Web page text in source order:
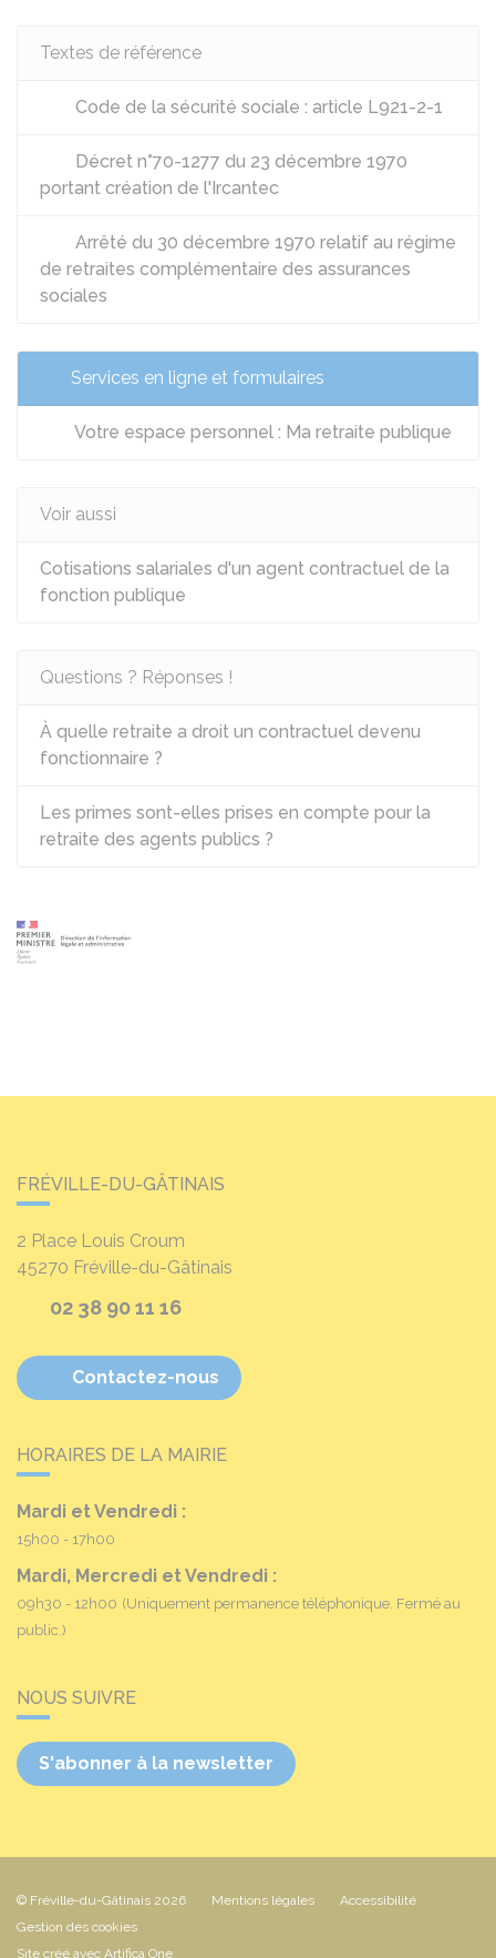
Textes de référence
Code de la sécurité sociale : article L921-2-1
Décret n°70-1277 du 23 décembre 1970
portant création de l'Ircantec
Arrêté du 30 décembre 1970 relatif au régime
de retraites complémentaire des assurances
sociales
Services en ligne et formulaires
Votre espace personnel : Ma retraite publique
Voir aussi
Cotisations salariales d'un agent contractuel de la
fonction publique
Questions ? Réponses !
À quelle retraite a droit un contractuel devenu
fonctionnaire ?
Les primes sont-elles prises en compte pour la
retraite des agents publics ?
FRÉVILLE-DU-GÂTINAIS
2 Place Louis Croum
45270 Fréville-du-Gâtinais
02 38 90 11 16
Contactez-nous
HORAIRES DE LA MAIRIE
Mardi et Vendredi :
15h00 - 17h00
Mardi, Mercredi et Vendredi :
09h30 - 12h00 (Uniquement permanence téléphonique. Fermé au
public.)
NOUS SUIVRE
S'abonner à la newsletter
© Fréville-du-Gâtinais 2026 Mentions légales
Accessibilité
Gestion des cookies
Site créé avec Artifica One